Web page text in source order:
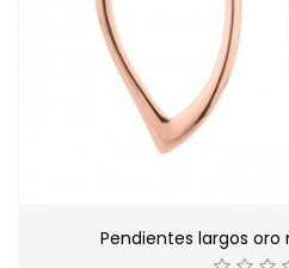
Pendientes largos oro